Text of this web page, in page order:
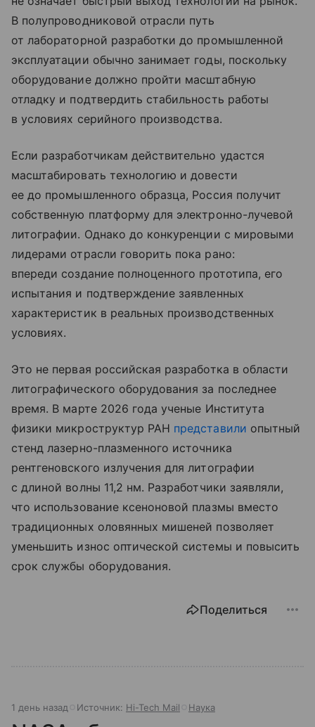
В полупроводниковой отрасли путь
от лабораторной разработки до промышленной
эксплуатации обычно занимает годы, поскольку
оборудование должно пройти масштабную
отладку и подтвердить стабильность работы
в условиях серийного производства.
Если разработчикам действительно удастся
масштабировать технологию и довести
ее до промышленного образца, Россия получит
собственную платформу для электронно-лучевой
литографии. Однако до конкуренции с мировыми
лидерами отрасли говорить пока рано:
впереди создание полноценного прототипа, его
испытания и подтверждение заявленных
характеристик в реальных производственных
условиях.
Это не первая российская разработка в области
литографического оборудования за последнее
время. В марте 2026 года ученые Института
физики микроструктур РАН представили опытный
стенд лазерно-плазменного источника
рентгеновского излучения для литографии
с длиной волны 11,2 нм. Разработчики заявляли,
что использование ксеноновой плазмы вместо
традиционных оловянных мишеней позволяет
уменьшить износ оптической системы и повысить
срок службы оборудования.
Поделиться
1 день назад Источник: Hi-Tech Mail Наука